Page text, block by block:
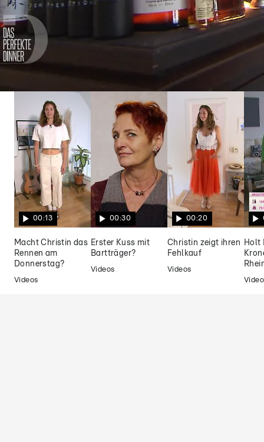
Das perfekte Dinner
Alkoholrekord? Frederiks
Flaschensammlung stiehlt dem Menü die
Show
00:13
Macht Christin das
Rennen am
Donnerstag?
Videos
00:30
Erster Kuss mit
Bartträger?
Videos
00:20
Christin zeigt ihren
Fehlkauf
Videos
Holt